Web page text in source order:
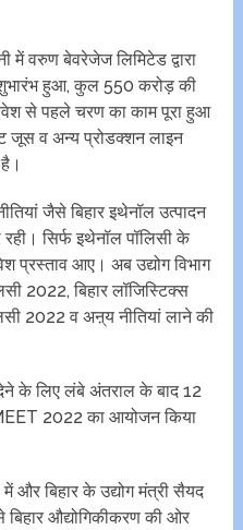
में वरुण बेवरेजेज लिमिटेड द्वारा
शुभारंभ हुआ, कुल 550 करोड़ की
से पहले चरण का काम पूरा हुआ
व अन्य प्रोडक्शन लाइन
जैसे बिहार इथेनॉल उत्पादन
सिर्फ इथेनॉल पॉलिसी के
प्रस्ताव आए। अब उद्योग विभाग
2022, बिहार लॉजिस्टिक्स
2022 व अऩ्य नीतियां लाने की
देने के लिए लंबे अंतराल के बाद 12
2022 का आयोजन किया
और बिहार के उद्योग मंत्री सैयद
औद्योगिकीकरण की ओर